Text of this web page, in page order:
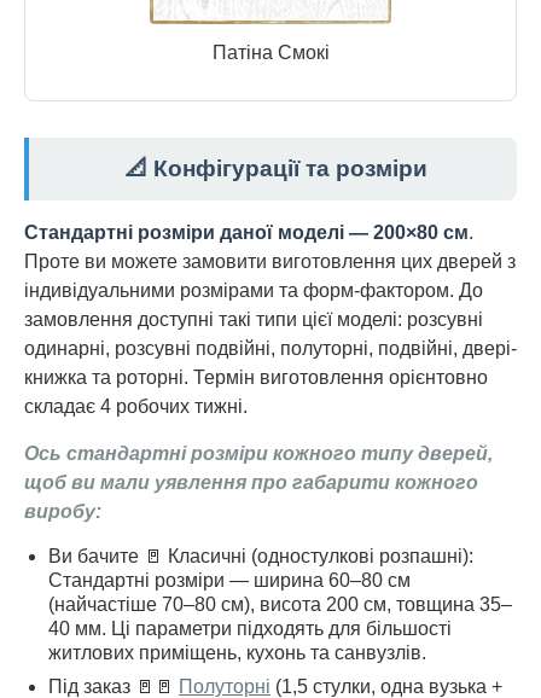
Патіна Смокі
📐 Конфігурації та розміри
Стандартні розміри даної моделі — 200×80 см.
Проте ви можете замовити виготовлення цих дверей з
індивідуальними розмірами та форм-фактором. До
замовлення доступні такі типи цієї моделі: розсувні
одинарні, розсувні подвійні, полуторні, подвійні, двері-
книжка та роторні. Термін виготовлення орієнтовно
складає 4 робочих тижні.
Ось стандартні розміри кожного типу дверей,
щоб ви мали уявлення про габарити кожного
виробу:
Ви бачите 🚪 Класичні (одностулкові розпашні):
Стандартні розміри — ширина 60–80 см
(найчастіше 70–80 см), висота 200 см, товщина 35–
40 мм. Ці параметри підходять для більшості
житлових приміщень, кухонь та санвузлів.
Під заказ 🚪🚪 Полуторні (1,5 стулки, одна вузька +